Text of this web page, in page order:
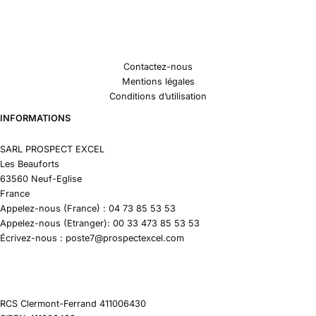
Contactez-nous
Mentions légales
Conditions d’utilisation
INFORMATIONS
SARL PROSPECT EXCEL
Les Beauforts
63560 Neuf-Eglise
France
Appelez-nous (France) : 04 73 85 53 53
Appelez-nous (Etranger): 00 33 473 85 53 53
Écrivez-nous : poste7@prospectexcel.com
RCS Clermont-Ferrand 411006430